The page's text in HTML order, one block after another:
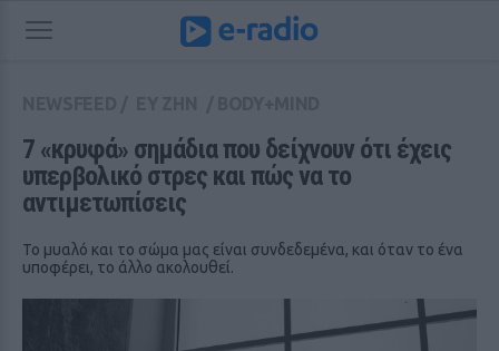
7 «κρυφά» σημάδια που δείχνουν ότι έχεις
υπερβολικό στρες και πώς να το
αντιμετωπίσεις
Το μυαλό και το σώμα μας είναι συνδεδεμένα, και όταν το ένα
υποφέρει, το άλλο ακολουθεί.